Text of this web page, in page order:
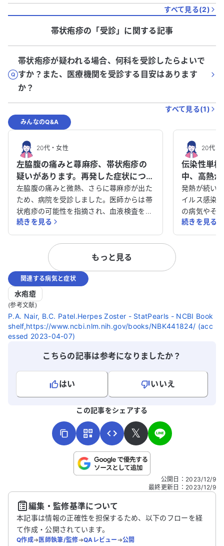
すべて見る(2)
帯状疱疹の「受診」に関する記事
帯状疱疹が疑われる場合、何科を受診したらよいで
すか？また、医療機関を受診する目安はあります
か？
すべて見る(1)
みんなのQ&A
20代・女性
左脇腹の痛みと蕁麻疹、帯状疱疹の
疑いがあります。再発した症状につい
て相談させてください。
左脇腹の痛みと微熱、さらに蕁麻疹が出た
ため、病院を受診しました。医師からは帯
状疱疹の可能性を指摘され、血液検査を受
け、お薬を処方されました。一時的に症状
は治まりましたが、再び左脇腹の痛みと倦
怠感が現れ、歩くのもつらい状況です。病
院からは1週間後に再診するよう指示され
ていますが、このままでよいのか不安で
す。他の医師の意見も聞いてみたいと考え
ています。どのように対処すればよいか、
アドバイスをいただけると助かります。
続きを見る
20代・
伝染性単
中、高熱
きでしょ
発熱が続い
イルス感染
の病気やそ
中、抗菌薬
出て入院治
り、ピリピ
医師からは
の先生は週
た大学病院
続きを見る
もっと見る
関連する病気と症状
水疱瘡
(参考文献)
P.A. Nair, B.C. Patel.Herpes Zoster - StatPearls - NCBI Book
shelf,https://www.ncbi.nlm.nih.gov/books/NBK441824/ (acc
essed 2023-04-07)
こちらの記事は参考になりましたか？
はい
いいえ
こちらは送信専用のフォームです。氏名やご自身の病気の詳細な
送信する
この記事をシェアする
𝕏
公開日 ： 2023/12/9
最終更新日 ： 2023/12/9
編集・監修基準について
本記事は情報の正確性を担保するため、以下のフローを経
て作成・公開されています。
Q作成➔医師執筆/監修➔QAレビュー➔公開